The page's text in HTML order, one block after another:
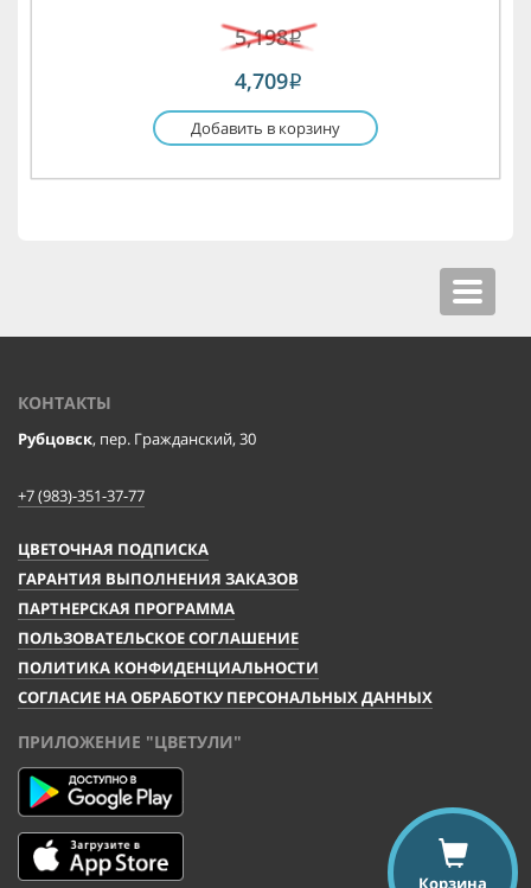
5,198i
4,709i
Добавить в корзину
Toggle
КОНТАКТЫ
Рубцовск, пер. Гражданский, 30
+7 (983)-351-37-77
ЦВЕТОЧНАЯ ПОДПИСКА
ГАРАНТИЯ ВЫПОЛНЕНИЯ ЗАКАЗОВ
ПАРТНЕРСКАЯ ПРОГРАММА
ПОЛЬЗОВАТЕЛЬСКОЕ СОГЛАШЕНИЕ
ПОЛИТИКА КОНФИДЕНЦИАЛЬНОСТИ
СОГЛАСИЕ НА ОБРАБОТКУ ПЕРСОНАЛЬНЫХ ДАННЫХ
ПРИЛОЖЕНИЕ "ЦВЕТУЛИ"
Корзина